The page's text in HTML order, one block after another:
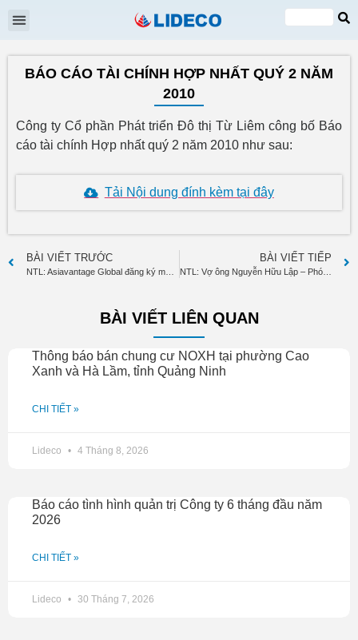
VI
EN
BÁO CÁO TÀI CHÍNH HỢP NHẤT QUÝ 2 NĂM
2010
Công ty Cổ phần Phát triển Đô thị Từ Liêm công bố Báo
cáo tài chính Hợp nhất quý 2 năm 2010 như sau:
Tải Nội dung đính kèm tại đây
BÀI VIẾT TRƯỚC BÀI VIẾT TIẾP
NTL: Vợ ông Nguyễn Hữu Lập – Phó TGĐ đã bán 20.000 cp
BÀI VIẾT LIÊN QUAN
Thông báo bán chung cư NOXH tại phường Cao
Xanh và Hà Lầm, tỉnh Quảng Ninh
CHI TIẾT »
Lideco 4 Tháng 8, 2026
Báo cáo tình hình quản trị Công ty 6 tháng đầu năm
2026
CHI TIẾT »
Lideco 30 Tháng 7, 2026